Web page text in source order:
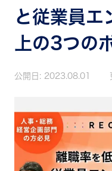
と従業員エ
上の3つの
公開日: 2023.08.01